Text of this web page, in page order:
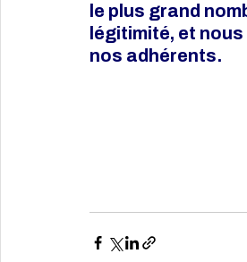
le plus grand
légitimité, et
nos adhérents.